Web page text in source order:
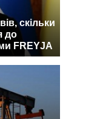
скільки
до
FREYJA